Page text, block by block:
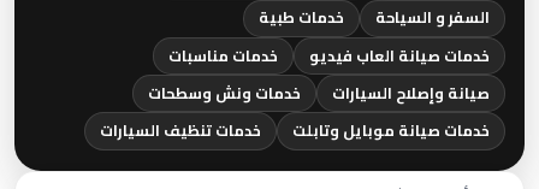
السفر و السياحة
خدمات طبية
خدمات صيانة العاب فيديو
خدمات مناسبات
صيانة وإصلاح السيارات
خدمات ونش وسطحات
خدمات صيانة موبايل وتابلت
خدمات تنظيف السيارات